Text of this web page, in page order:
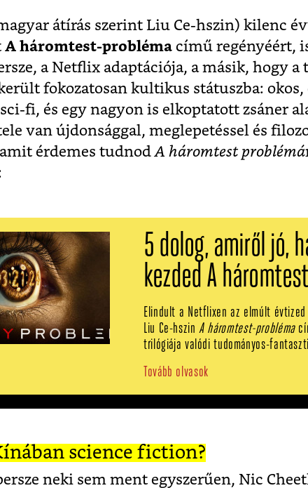
átírás szerint Liu Ce-hszin) kilenc
A háromtest-probléma című regényéért,
a Netflix adaptációja, a másik, hogy
fokozatosan kultikus státuszba: okos,
sci-fi, és egy nagyon is elkoptatott zsáner
van újdonsággal, meglepetéssel és
érdemes tudnod A háromtest problémá
5 dolog, amiről jó,
kezded A
Elindult a Netflixen az elmúlt
Liu Ce-hszinA háromtest-probléma
trilógiája valódi tudományos-
Tovább olvasok
science fiction?
neki sem ment egyszerűen, Nic